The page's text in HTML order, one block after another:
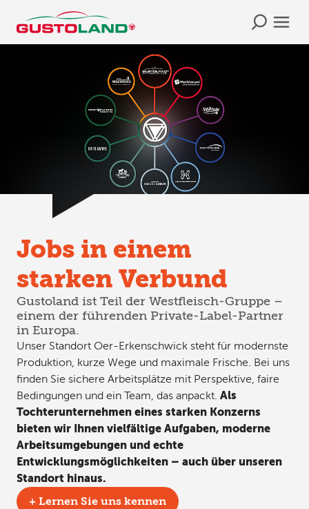
Jobs in einem
starken Verbund
Gustoland ist Teil der Westfleisch-Gruppe –
einem der führenden Private-Label-Partner
in Europa.
Unser Standort Oer-Erkenschwick steht für modernste
Produktion, kurze Wege und maximale Frische. Bei uns
finden Sie sichere Arbeitsplätze mit Perspektive, faire
Bedingungen und ein Team, das anpackt. Als
Tochterunternehmen eines starken Konzerns
bieten wir Ihnen vielfältige Aufgaben, moderne
Arbeitsumgebungen und echte
Entwicklungsmöglichkeiten – auch über unseren
Standort hinaus.
+ Lernen Sie uns kennen